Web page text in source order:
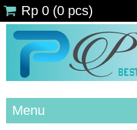
Rp 0 (0 pcs)
Menu